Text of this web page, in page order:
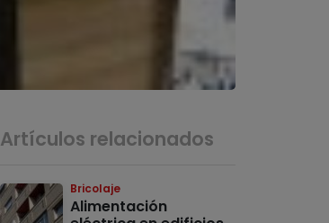
Artículos relacionados
Bricolaje
Alimentación